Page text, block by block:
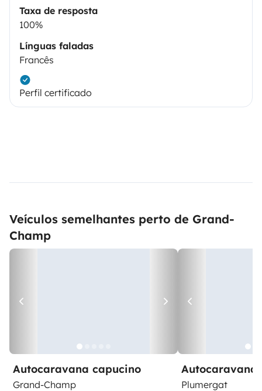
Taxa de resposta
100%
Línguas faladas
Francês
Perfil certificado
Veículos semelhantes perto de Grand-
Champ
Autocaravana capucino
Grand-Champ
Plumergat